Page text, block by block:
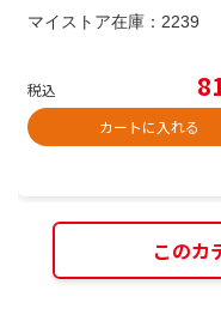
マイストア在庫： 2239
税込
カートに入れる
このカ